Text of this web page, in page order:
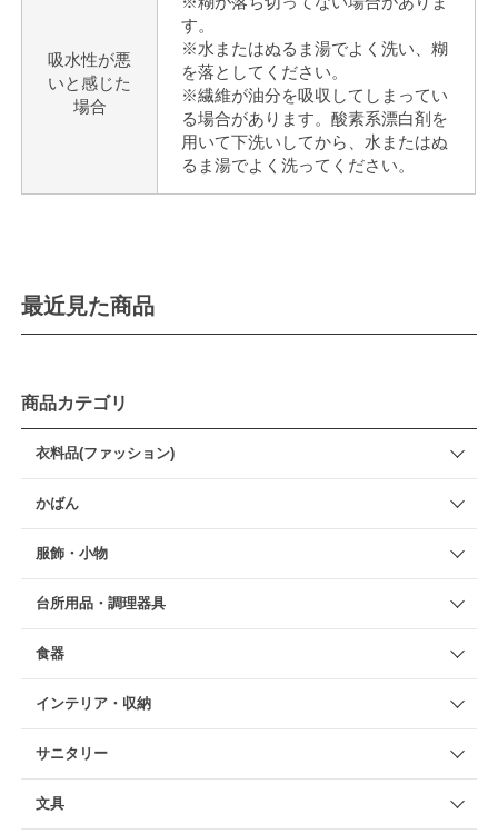
吸水性が悪
いと感じた
場合
す。
※水またはぬるま湯でよく洗い、糊
を落としてください。
※繊維が油分を吸収してしまってい
る場合があります。酸素系漂白剤を
用いて下洗いしてから、水またはぬ
るま湯でよく洗ってください。
最近見た商品
商品カテゴリ
衣料品(ファッション)
かばん
服飾・小物
台所用品・調理器具
食器
インテリア・収納
サニタリー
文具